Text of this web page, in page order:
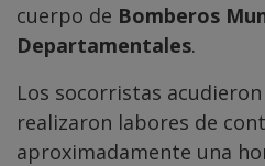
cuerpo de Bomberos
Departamentales.
Los socorristas
realizaron labores de
aproximadamente una